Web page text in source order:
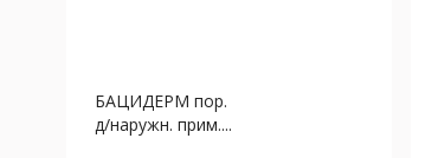
БАЦИДЕРМ пор.
д/наружн. прим....